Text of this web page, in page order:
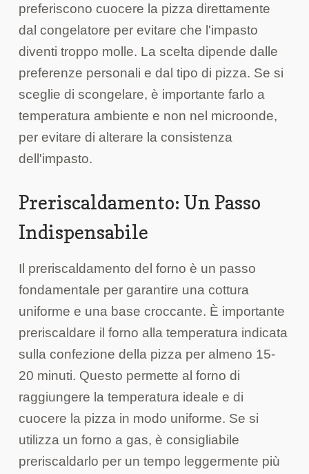
preferiscono cuocere la pizza direttamente
dal congelatore per evitare che l'impasto
diventi troppo molle. La scelta dipende dalle
preferenze personali e dal tipo di pizza. Se si
sceglie di scongelare, è importante farlo a
temperatura ambiente e non nel microonde,
per evitare di alterare la consistenza
dell'impasto.
Preriscaldamento: Un Passo
Indispensabile
Il preriscaldamento del forno è un passo
fondamentale per garantire una cottura
uniforme e una base croccante. È importante
preriscaldare il forno alla temperatura indicata
sulla confezione della pizza per almeno 15-
20 minuti. Questo permette al forno di
raggiungere la temperatura ideale e di
cuocere la pizza in modo uniforme. Se si
utilizza un forno a gas, è consigliabile
preriscaldarlo per un tempo leggermente più